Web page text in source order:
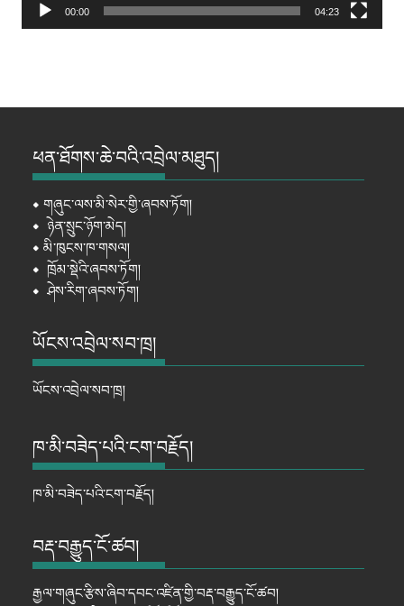
00:00 04:23
ཕན་ཐོགས་ཆེ་བའི་འབྲེལ་མཐུད།
⦁གཞུང་ལས་མི་སེར་གྱི་ཞབས་ཏོག།
⦁ ཉེན་སྲུང་ཉོག་མེད།
⦁ མི་ཁུངས་ཁ་གསལ།
⦁ ཁྲོམ་སྡེའི་ཞབས་ཏོག།
⦁ཤེས་རིག་ཞབས་ཏོག།
ཡོངས་འབྲེལ་སབ་ཁྲ།
ཡོངས་འབྲེལ་སབ་ཁྲ།
ཁ་མི་བཟེད་པའི་ངག་བརྗོད།
ཁ་མི་བཟེད་པའི་ངག་བརྗོད།
བརྡ་བརྒྱུད་ངོ་ཚབ།
རྒྱལ་གཞུང་རྩིས་ཞིབ་དབང་འཛིན་གྱི་བརྡ་བརྒྱུད་ངོ་ཚབ།